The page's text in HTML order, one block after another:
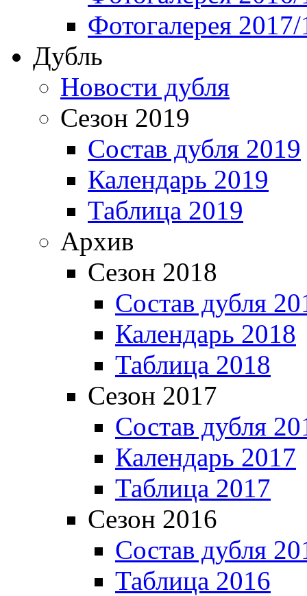
Фотогалерея
Дубль
Новости дубля
Сезон 2019
Состав дубля 2019
Календарь 2019
Таблица 2019
Архив
Сезон 2018
Состав дубля
Календарь 2018
Таблица 2018
Сезон 2017
Состав дубля
Календарь 2017
Таблица 2017
Сезон 2016
Состав дубля
Таблица 2016